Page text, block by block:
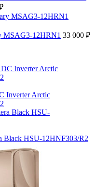
MSAG3-12HRN1 33 000 ₽
Inverter Arctic
HSU-12HNF303/R2